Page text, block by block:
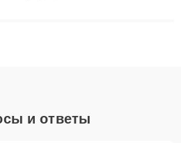
и ответы